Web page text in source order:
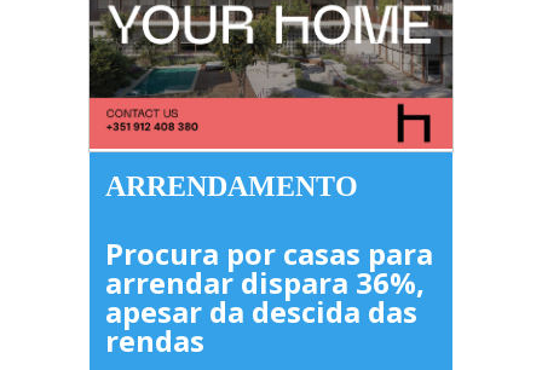
ARRENDAMENTO
Procura por casas para
arrendar dispara 36%,
apesar da descida das
rendas